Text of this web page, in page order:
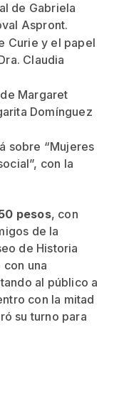
de Gabriela
Aspront.
Curie y el papel
Claudia
Margaret
Domínguez
sobre “Mujeres
con la
pesos, con
de la
de Historia
una
al público a
con la mitad
su turno para